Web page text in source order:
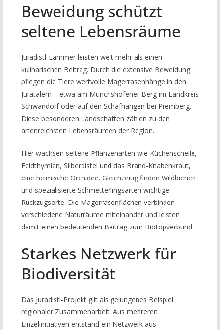
Beweidung schützt
seltene Lebensräume
Juradistl-Lämmer leisten weit mehr als einen
kulinarischen Beitrag. Durch die extensive Beweidung
pflegen die Tiere wertvolle Magerrasenhänge in den
Juratälern – etwa am Münchshofener Berg im Landkreis
Schwandorf oder auf den Schafhängen bei Premberg.
Diese besonderen Landschaften zählen zu den
artenreichsten Lebensräumen der Region.
Hier wachsen seltene Pflanzenarten wie Küchenschelle,
Feldthymian, Silberdistel und das Brand-Knabenkraut,
eine heimische Orchidee. Gleichzeitig finden Wildbienen
und spezialisierte Schmetterlingsarten wichtige
Rückzugsorte. Die Magerrasenflächen verbinden
verschiedene Naturräume miteinander und leisten
damit einen bedeutenden Beitrag zum Biotopverbund.
Starkes Netzwerk für
Biodiversität
Das Juradistl-Projekt gilt als gelungenes Beispiel
regionaler Zusammenarbeit. Aus mehreren
Einzelinitiativen entstand ein Netzwerk aus